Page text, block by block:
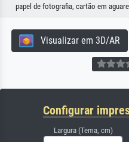
papel de fotografia, cartão em
Visualizar em 3D/AR
Configurar
Largura (Tema, cm)